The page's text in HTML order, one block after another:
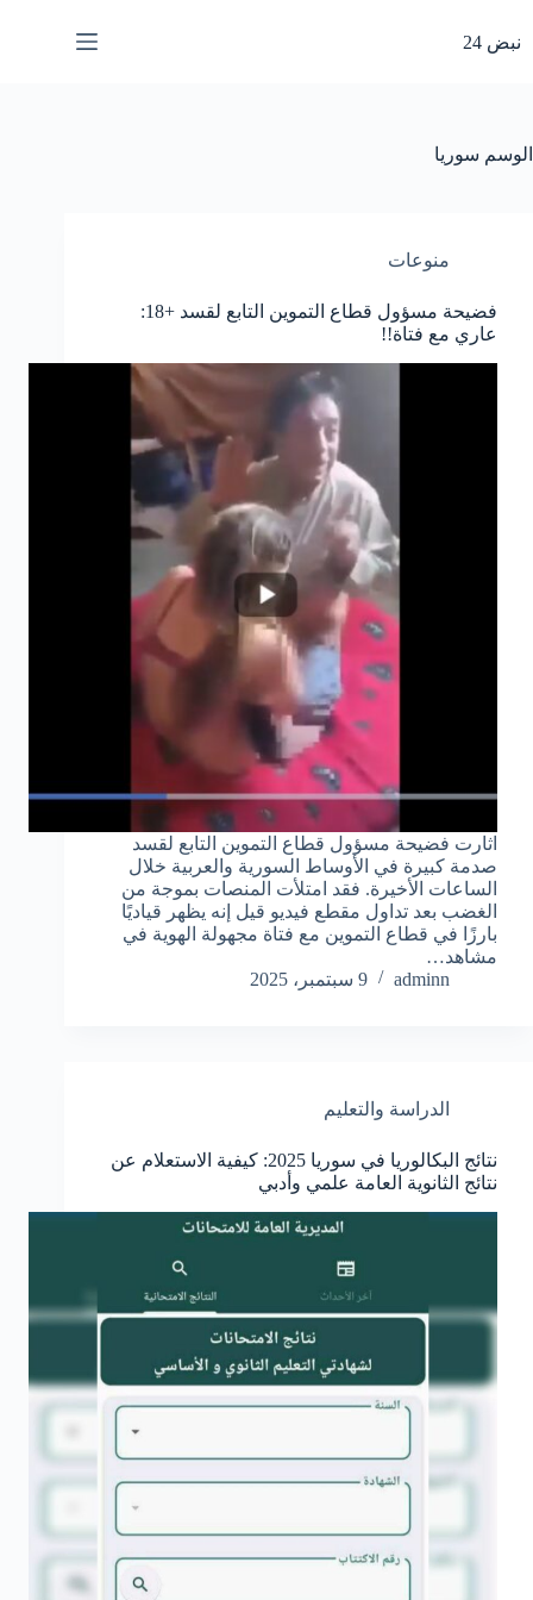
المحتوى
نبض 24
الوسم سوريا
منوعات
فضيحة مسؤول قطاع التموين التابع لقسد +18:
عاري مع فتاة!!
اثارت فضيحة مسؤول قطاع التموين التابع لقسد
صدمة كبيرة في الأوساط السورية والعربية خلال
الساعات الأخيرة. فقد امتلأت المنصات بموجة من
الغضب بعد تداول مقطع فيديو قيل إنه يظهر قياديًا
بارزًا في قطاع التموين مع فتاة مجهولة الهوية في
مشاهد…
adminn
9 سبتمبر، 2025
الدراسة والتعليم
نتائج البكالوريا في سوريا 2025: كيفية الاستعلام عن
نتائج الثانوية العامة علمي وأدبي